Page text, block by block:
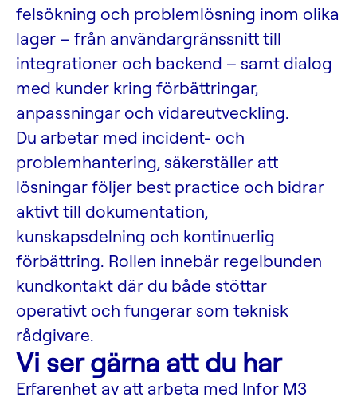
felsökning och problemlösning inom olika
lager – från användargränssnitt till
integrationer och backend – samt dialog
med kunder kring förbättringar,
anpassningar och vidareutveckling.
Du arbetar med incident- och
problemhantering, säkerställer att
lösningar följer best practice och bidrar
aktivt till dokumentation,
kunskapsdelning och kontinuerlig
förbättring. Rollen innebär regelbunden
kundkontakt där du både stöttar
operativt och fungerar som teknisk
rådgivare.
Vi ser gärna att du har
Erfarenhet av att arbeta med Infor M3